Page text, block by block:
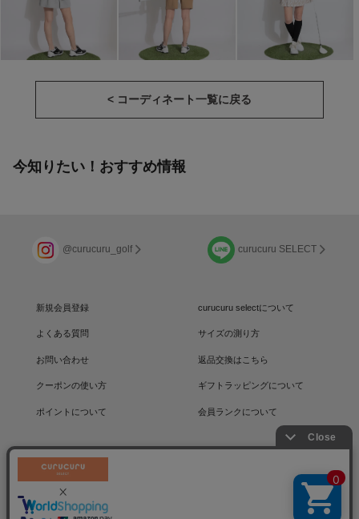
< コーディネート一覧に戻る
今知りたい！おすすめ情報
@curucuru_golf curucuru SELECT
新規会員登録 curucuru selectについて
よくある質問 サイズの測り方
お問い合わせ 返品交換はこちら
クーポンの使い方 ギフトラッピングについて
ポイントについて 会員ランクについて
利用規約